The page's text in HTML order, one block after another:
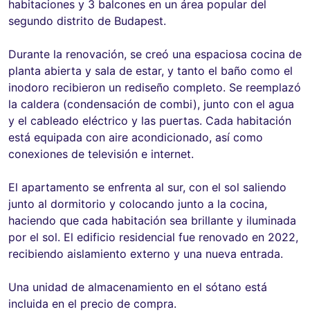
habitaciones y 3 balcones en un área popular del
segundo distrito de Budapest.
Durante la renovación, se creó una espaciosa cocina de
planta abierta y sala de estar, y tanto el baño como el
inodoro recibieron un rediseño completo. Se reemplazó
la caldera (condensación de combi), junto con el agua
y el cableado eléctrico y las puertas. Cada habitación
está equipada con aire acondicionado, así como
conexiones de televisión e internet.
El apartamento se enfrenta al sur, con el sol saliendo
junto al dormitorio y colocando junto a la cocina,
haciendo que cada habitación sea brillante y iluminada
por el sol. El edificio residencial fue renovado en 2022,
recibiendo aislamiento externo y una nueva entrada.
Una unidad de almacenamiento en el sótano está
incluida en el precio de compra.